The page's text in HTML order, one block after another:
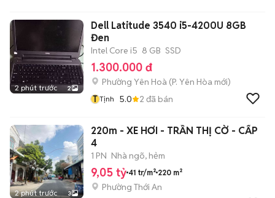
2 phút trước 2
Dell Latitude 3540 i5-4200U 8GB
Đen
Intel Core i5 8 GB SSD
1.300.000 đ
Phường Yên Hoà (P. Yên Hòa mới)
T Tịnh 5.0 2 đã bán
2 phút trước 3
220m - XE HƠI - TRẦN THỊ CỜ - CẤP
4
1 PN Nhà ngõ, hẻm
9,05 tỷ 41 tr/m² 220 m²
Phường Thới An